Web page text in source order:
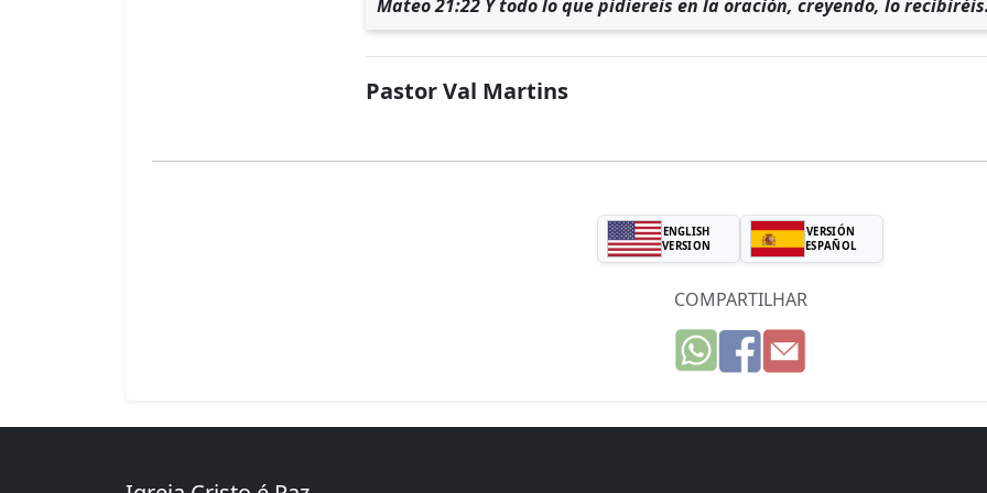
Mateo 21:22 Y todo lo que pidiereis en la oración, creyendo, lo recibiréis.
Pastor Val Martins
ENGLISH
VERSION
VERSIÓN
ESPAÑOL
COMPARTILHAR